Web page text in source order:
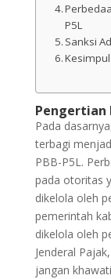
P5L
Sanksi
Pengertian
Pada
terbagi
PBB-P5L.
pada otoritas
dikelola oleh
pemerintah
dikelola oleh
Jenderal
jangan